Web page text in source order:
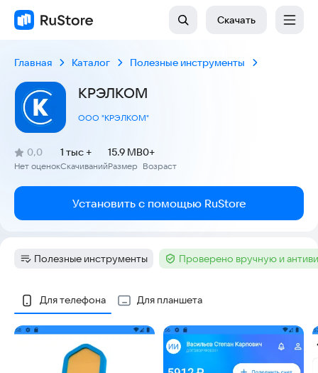
Скачать
Главная Каталог Полезные инструменты
КРЭЛКОМ
ООО "КРЭЛКОМ"
Рейтинг:
0,0
(
Нет оценок
)
Скачиваний
1 тыс +
Размер
15.9 MB
Возраст
0+
Установить с помощью RuStore
Категория:
Полезные инструменты Тег :Проверено вручную и
Скриншоты
Для телефона Для планшета